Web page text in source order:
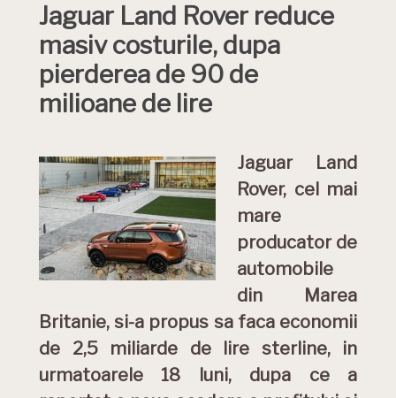
Jaguar Land Rover reduce
masiv costurile, dupa
pierderea de 90 de
milioane de lire
Jaguar Land
Rover, cel mai
mare
producator de
automobile
din Marea
Britanie, si-a propus sa faca economii
de 2,5 miliarde de lire sterline, in
urmatoarele 18 luni, dupa ce a